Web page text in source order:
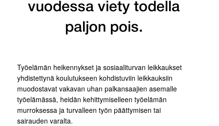
vuodessa viety todella
paljon pois.
Työelämän heikennykset ja sosiaaliturvan leikkaukset
yhdistettynä koulutukseen kohdistuviin leikkauksiin
muodostavat vakavan uhan palkansaajien asemalle
työelämässä, heidän kehittymiselleen työelämän
murroksessa ja turvalleen työn päättymisen tai
sairauden varalta.